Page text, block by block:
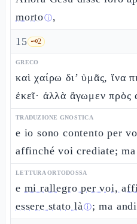
mortoⓘ,
15 🗝️2
GRECO
καὶ χαίρω δι’ ὑμᾶς, ἵνα
ἐκεῖ· ἀλλὰ ἄγωμεν πρὸς
TRADUZIONE GNOSTICA
e io sono contento per
affinché voi crediate;
LETTURA ORTODOSSA
e mi rallegro per voi,
essere stato làⓘ; ma